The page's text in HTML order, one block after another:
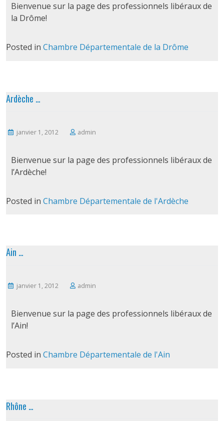
Bienvenue sur la page des professionnels libéraux de
la Drôme!
Posted in Chambre Départementale de la Drôme
Ardèche …
janvier 1, 2012 admin
Bienvenue sur la page des professionnels libéraux de
l’Ardèche!
Posted in Chambre Départementale de l'Ardèche
Ain …
janvier 1, 2012 admin
Bienvenue sur la page des professionnels libéraux de
l’Ain!
Posted in Chambre Départementale de l'Ain
Rhône …